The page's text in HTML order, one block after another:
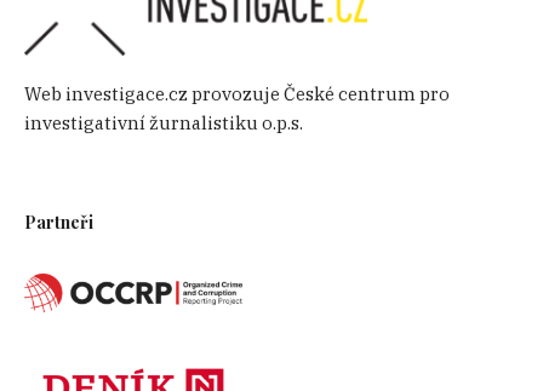
Web investigace.cz provozuje České centrum pro
investigativní žurnalistiku o.p.s.
Partneři